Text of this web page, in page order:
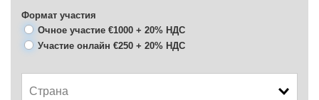
Формат участия
Очное участие €1000 + 20% НДС
Участие онлайн €250 + 20% НДС